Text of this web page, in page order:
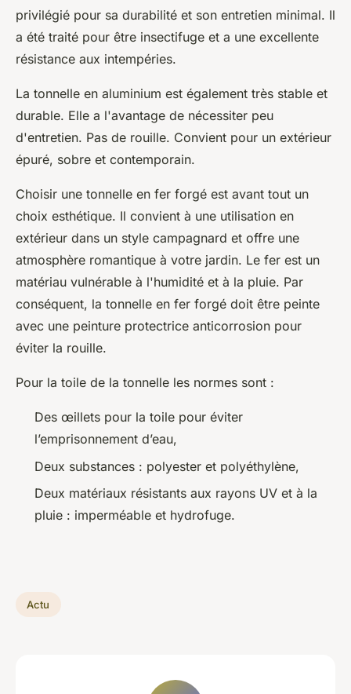
privilégié pour sa durabilité et son entretien minimal. Il
a été traité pour être insectifuge et a une excellente
résistance aux intempéries.
La tonnelle en aluminium est également très stable et
durable. Elle a l'avantage de nécessiter peu
d'entretien. Pas de rouille. Convient pour un extérieur
épuré, sobre et contemporain.
Choisir une tonnelle en fer forgé est avant tout un
choix esthétique. Il convient à une utilisation en
extérieur dans un style campagnard et offre une
atmosphère romantique à votre jardin. Le fer est un
matériau vulnérable à l'humidité et à la pluie. Par
conséquent, la tonnelle en fer forgé doit être peinte
avec une peinture protectrice anticorrosion pour
éviter la rouille.
Pour la toile de la tonnelle les normes sont :
Des œillets pour la toile pour éviter
l’emprisonnement d’eau,
Deux substances : polyester et polyéthylène,
Deux matériaux résistants aux rayons UV et à la
pluie : imperméable et hydrofuge.
Actu